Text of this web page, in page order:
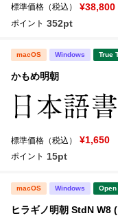
標準価格（税込） ¥38,800
ポイント 352pt
macOS Windows True
かもめ明朝
標準価格（税込） ¥1,650
ポイント 15pt
macOS Windows Open
ヒラギノ明朝 StdN W8